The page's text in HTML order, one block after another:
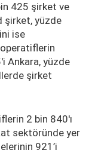
425 şirket ve
şirket, yüzde
ise
Ankara, yüzde
şirket
2 bin 840'ı
sektöründe yer
921’i